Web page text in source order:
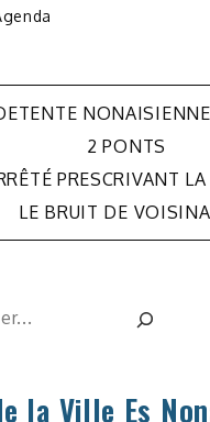
2 PONTS
PRESCRIVANT
LE BRUIT DE
la Ville Es